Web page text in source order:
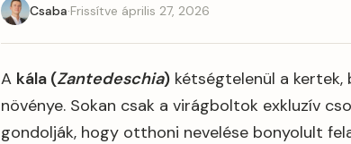
Csaba·Frissítve április 27, 2026
A kála (Zantedeschia) kétségtelenül a kertek,
növénye. Sokan csak a virágboltok exkluzív
gondolják, hogy otthoni nevelése bonyolult